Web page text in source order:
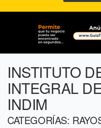
INSTITUTO
INTEGRAL
INDIM
CATEGORÍAS: